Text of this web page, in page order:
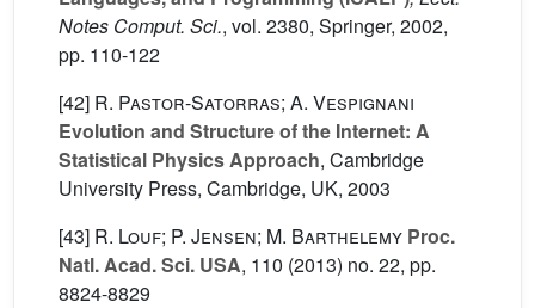
Notes Comput. Sci., vol. 2380, Springer, 2002,
pp. 110-122
[42] R. Pastor-Satorras; A. Vespignani
Evolution and Structure of the Internet: A
Statistical Physics Approach, Cambridge
University Press, Cambridge, UK, 2003
[43] R. Louf; P. Jensen; M. Barthelemy Proc.
Natl. Acad. Sci. USA, 110 (2013) no. 22, pp.
8824-8829